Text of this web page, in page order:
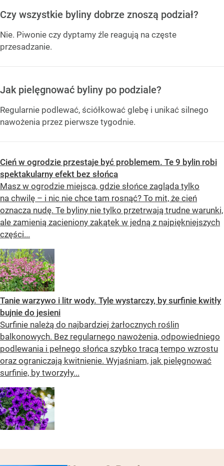
Czy wszystkie byliny dobrze znoszą podział?
Nie. Piwonie czy dyptamy źle reagują na częste
przesadzanie.
Jak pielęgnować byliny po podziale?
Regularnie podlewać, ściółkować glebę i unikać silnego
nawożenia przez pierwsze tygodnie.
Cień w ogrodzie przestaje być problemem. Te 9 bylin robi
spektakularny efekt bez słońca
Masz w ogrodzie miejsca, gdzie słońce zagląda tylko
na chwilę – i nic nie chce tam rosnąć? To mit, że cień
oznacza nudę. Te byliny nie tylko przetrwają trudne warunki,
ale zamienią zacieniony zakątek w jedną z najpiękniejszych
części...
Tanie warzywo i litr wody. Tyle wystarczy, by surfinie kwitły
bujnie do jesieni
Surfinie należą do najbardziej żarłocznych roślin
balkonowych. Bez regularnego nawożenia, odpowiedniego
podlewania i pełnego słońca szybko tracą tempo wzrostu
oraz ograniczają kwitnienie. Wyjaśniam, jak pielęgnować
surfinie, by tworzyły...